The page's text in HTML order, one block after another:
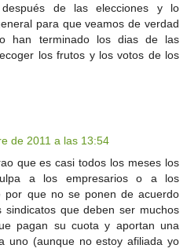
de las elecciones y lo
para que veamos de verdad
han terminado los dias de las
los frutos y los votos de los
de 2011 a las 13:54
que es casi todos los meses los
a los empresarios o a los
por que no se ponen de acuerdo
que deben ser muchos
pagan su cuota y aportan una
uno (aunque no estoy afiliada yo